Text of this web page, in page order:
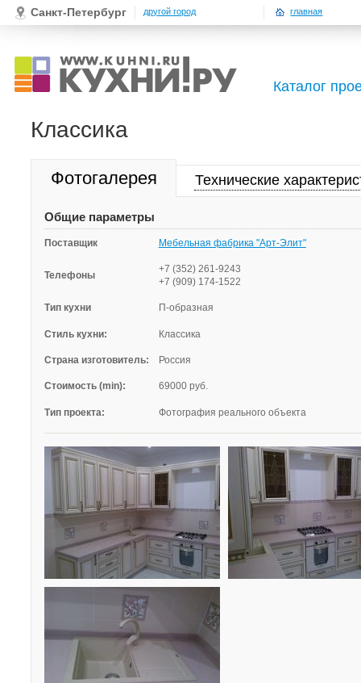
Каталог
Санкт-Петербург другой город главная
Классика
Фотогалерея
Общие параметры
Поставщик Мебельная фабрика "Арт-Элит"
Телефоны
+7 (352) 261-9243
+7 (909) 174-1522
Тип кухни П-образная
Стиль кухни: Классика
Страна изготовитель: Россия
Стоимость (min): 69000 руб.
Тип проекта: Фотография реального объекта
Технические